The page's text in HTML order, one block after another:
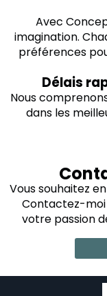
Avec
imagination.
préférences
Délais
Nous
dans les
Vous souhaitez
Contactez-moi
votre passion